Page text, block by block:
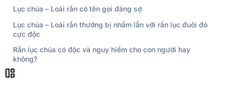
Lục chúa – Loài rắn có tên gọi đáng sợ
Lục chúa – Loài rắn thường bị nhầm lẫn với rắn lục đuôi đỏ
cực độc
Rắn lục chúa có độc và nguy hiểm cho con người hay
không?
auto_awesome_mosaic